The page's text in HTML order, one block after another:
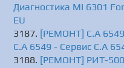
Диагностика MI 6301
EU
[РЕМОНТ] C.A
C.A 6549 - Сервис C.A
[РЕМОНТ] РИТ-